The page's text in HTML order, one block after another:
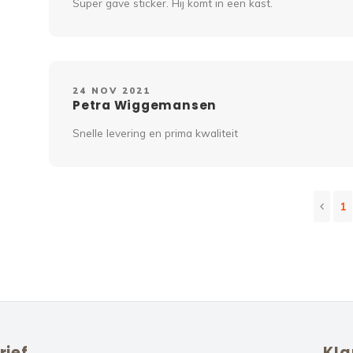
Super gave sticker. Hij komt in een kast.
24 NOV 2021
Petra Wiggemansen
Snelle levering en prima kwaliteit
1